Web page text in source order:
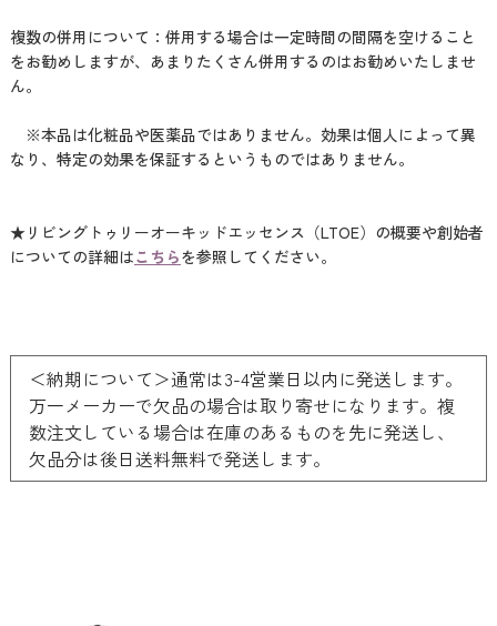
複数の併用について：併用する場合は一定時間の間隔を空けること
をお勧めしますが、あまりたくさん併用するのはお勧めいたしませ
ん。
※本品は化粧品や医薬品ではありません。効果は個人によって異
なり、特定の効果を保証するというものではありません。
★リビングトゥリーオーキッドエッセンス（LTOE）の概要や創始者
についての詳細はこちらを参照してください。
＜納期について＞通常は3-4営業日以内に発送します。
万一メーカーで欠品の場合は取り寄せになります。複
数注文している場合は在庫のあるものを先に発送し、
欠品分は後日送料無料で発送します。